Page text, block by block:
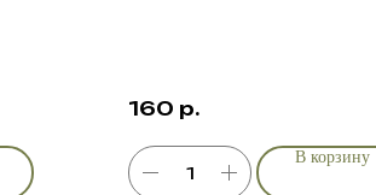
160 р.
В корзину